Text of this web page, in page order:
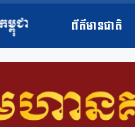
ព័ត៌មានជាតិ